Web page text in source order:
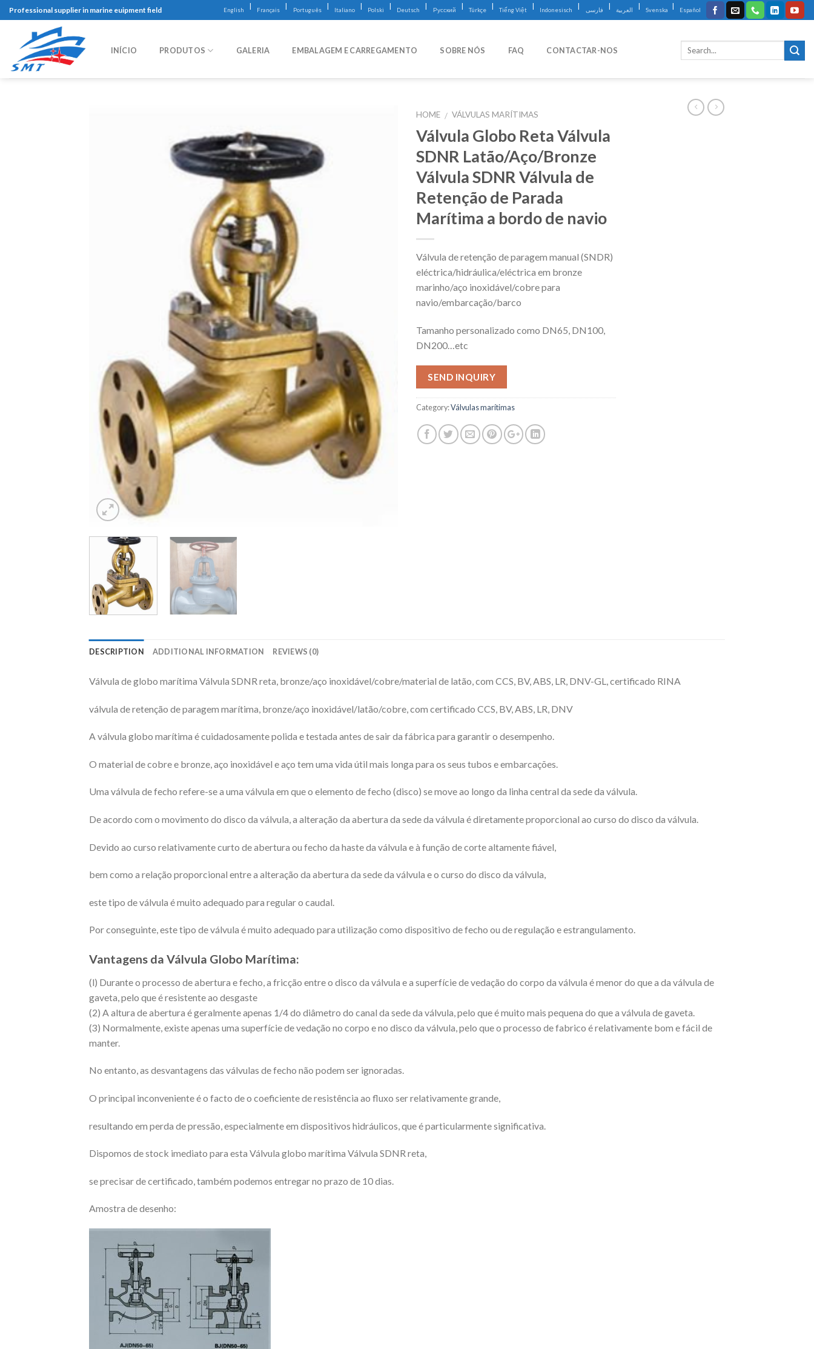
Skip
to
content
Professional supplier in marine euipment field English | Français | Português | Italiano | Polski | Deutsch | Русский | Türkçe | Tiếng Việt | Indonesisch | فارسی | العربية | Svenska | Español
INÍCIO PRODUTOS GALERIA EMBALAGEM E CARREGAMENTO SOBRE NÓS FAQ CONTACTAR-NOS
HOME / VÁLVULAS MARÍTIMAS
Válvula Globo Reta Válvula
SDNR Latão/Aço/Bronze
Válvula SDNR Válvula de
Retenção de Parada
Marítima a bordo de navio
Válvula de retenção de paragem manual (SNDR)
eléctrica/hidráulica/eléctrica em bronze
marinho/aço inoxidável/cobre para
navio/embarcação/barco
Tamanho personalizado como DN65, DN100,
DN200…etc
SEND INQUIRY
Category:Válvulas marítimas
DESCRIPTION ADDITIONAL INFORMATION REVIEWS (0)
Válvula de globo marítima Válvula SDNR reta, bronze/aço inoxidável/cobre/material de latão, com CCS, BV, ABS, LR, DNV-GL, certificado RINA
válvula de retenção de paragem marítima, bronze/aço inoxidável/latão/cobre, com certificado CCS, BV, ABS, LR, DNV
A válvula globo marítima é cuidadosamente polida e testada antes de sair da fábrica para garantir o desempenho.
O material de cobre e bronze, aço inoxidável e aço tem uma vida útil mais longa para os seus tubos e embarcações.
Uma válvula de fecho refere-se a uma válvula em que o elemento de fecho (disco) se move ao longo da linha central da sede da válvula.
De acordo com o movimento do disco da válvula, a alteração da abertura da sede da válvula é diretamente proporcional ao curso do disco da válvula.
Devido ao curso relativamente curto de abertura ou fecho da haste da válvula e à função de corte altamente fiável,
bem como a relação proporcional entre a alteração da abertura da sede da válvula e o curso do disco da válvula,
este tipo de válvula é muito adequado para regular o caudal.
Por conseguinte, este tipo de válvula é muito adequado para utilização como dispositivo de fecho ou de regulação e estrangulamento.
Vantagens da Válvula Globo Marítima:
(l) Durante o processo de abertura e fecho, a fricção entre o disco da válvula e a superfície de vedação do corpo da válvula é menor do que a da válvula de
gaveta, pelo que é resistente ao desgaste
(2) A altura de abertura é geralmente apenas 1/4 do diâmetro do canal da sede da válvula, pelo que é muito mais pequena do que a válvula de gaveta.
(3) Normalmente, existe apenas uma superfície de vedação no corpo e no disco da válvula, pelo que o processo de fabrico é relativamente bom e fácil de
manter.
No entanto, as desvantagens das válvulas de fecho não podem ser ignoradas.
O principal inconveniente é o facto de o coeficiente de resistência ao fluxo ser relativamente grande,
resultando em perda de pressão, especialmente em dispositivos hidráulicos, que é particularmente significativa.
Dispomos de stock imediato para esta Válvula globo marítima Válvula SDNR reta,
se precisar de certificado, também podemos entregar no prazo de 10 dias.
Amostra de desenho: